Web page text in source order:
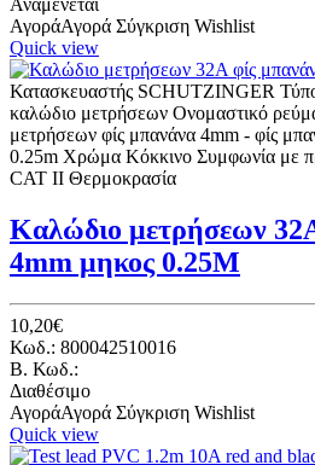
Αναμένεται
ΑγοράΑγορά Σύγκριση Wishlist
Quick view
Κατασκευαστής SCHUTZINGER
καλώδιο μετρήσεων Ονομαστικό
μετρήσεων φίς μπανάνα 4mm - φίς
0.25m Χρώμα Κόκκινο Συμφωνία με
CAT II Θερμοκρασία
Καλώδιο μετρήσεων
4mm μηκος 0.25Μ
10,20€
Κωδ.: 800042510016
B. Κωδ.:
Διαθέσιμο
ΑγοράΑγορά Σύγκριση Wishlist
Quick view